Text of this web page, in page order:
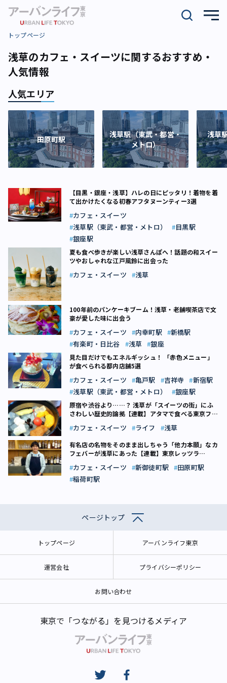
トップページ
浅草のカフェ・スイーツに関するおすすめ・
人気情報
人気エリア
田原町駅
浅草駅（東武・都営・
メトロ）
浅草
【目黒・銀座・浅草】ハレの日にピッタリ！着物を着
て出かけたくなる初春アフタヌーンティー3選
カフェ・スイーツ
浅草駅（東武・都営・メトロ）
目黒駅
銀座駅
夏も食べ歩きが楽しい浅草さんぽへ！話題の和スイー
ツやおしゃれな江戸風鈴に出会った
カフェ・スイーツ 浅草
100年前のパンケーキブーム！浅草・老舗喫茶店で文
豪が愛した味に出会う
カフェ・スイーツ 内幸町駅
新橋駅
有楽町・日比谷
浅草 銀座
見た目だけでもエネルギッシュ！ 「赤色メニュー」
が食べられる都内店舗5選
カフェ・スイーツ 亀戸駅 吉祥寺
新宿駅
浅草駅（東武・都営・メトロ）
銀座駅
原宿や渋谷より……？ 浅草が「スイーツの街」にふ
さわしい歴史的論拠【連載】アタマで食べる東京フー
カフェ・スイーツ ライフ 浅草
有名店の名物をそのまま出しちゃう「他力本願」なカ
フェバーが浅草にあった【連載】東京レッツラ
カフェ・スイーツ 新御徒町駅
田原町駅
稲荷町駅
ページトップ
トップページ アーバンライフ東京
運営会社 プライバシーポリシー
お問い合わせ
東京で「つながる」を見つけるメディア